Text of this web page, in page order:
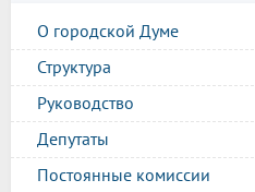
О городской Думе
Структура
Руководство
Депутаты
Постоянные комиссии